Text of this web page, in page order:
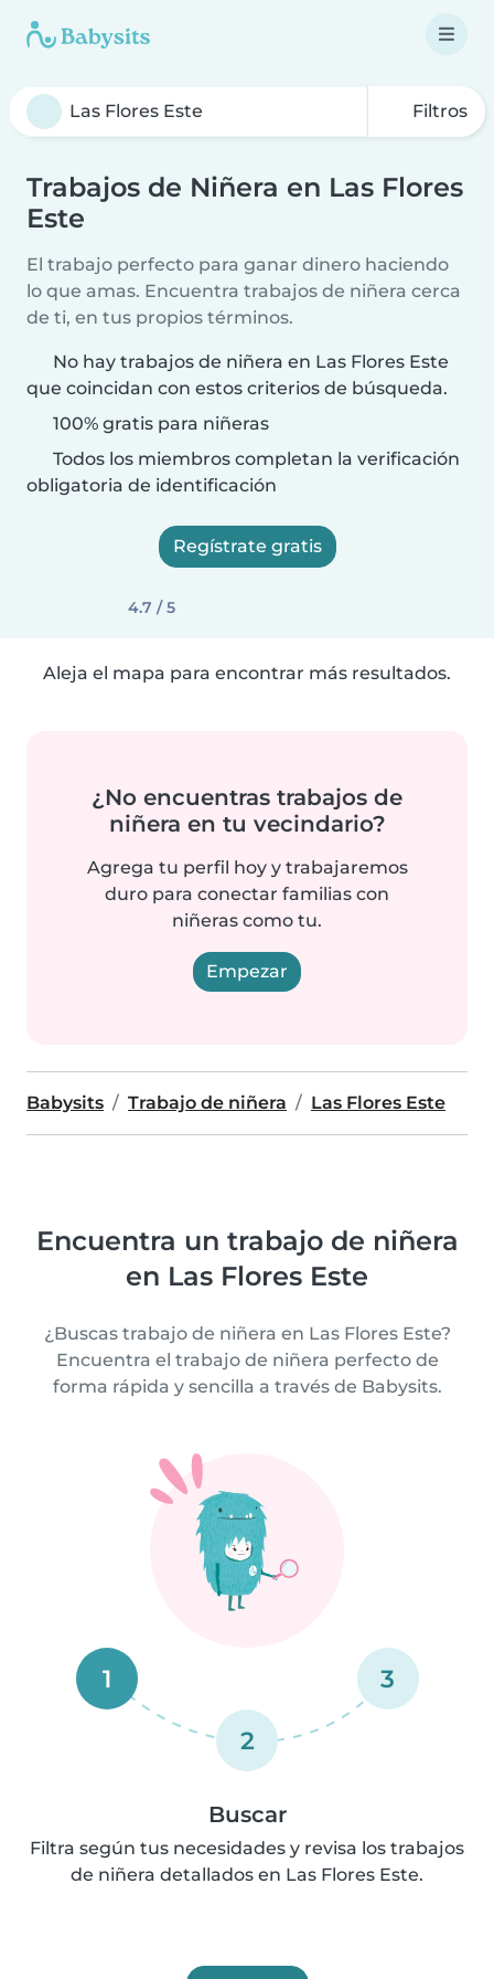
Filtros
Trabajos de Niñera en Las Flores
Este
El trabajo perfecto para ganar dinero haciendo
lo que amas. Encuentra trabajos de niñera cerca
de ti, en tus propios términos.
No hay trabajos de niñera en Las Flores Este
que coincidan con estos criterios de búsqueda.
100% gratis para niñeras
Todos los miembros completan la verificación
obligatoria de identificación
Regístrate gratis
4.7 / 5
Aleja el mapa para encontrar más resultados.
¿No encuentras trabajos de
niñera en tu vecindario?
Agrega tu perfil hoy y trabajaremos
duro para conectar familias con
niñeras como tu.
Empezar
Babysits Trabajo de niñera Las Flores Este
Encuentra un trabajo de niñera
en Las Flores Este
¿Buscas trabajo de niñera en Las Flores Este?
Encuentra el trabajo de niñera perfecto de
forma rápida y sencilla a través de Babysits.
1
2
3
Buscar
Filtra según tus necesidades y revisa los trabajos
de niñera detallados en Las Flores Este.